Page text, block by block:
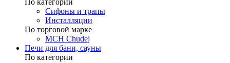
По категории
Сифоны и трапы
Инсталляции
По торговой марке
MCH Chudej
Печи для бани, сауны
По категории